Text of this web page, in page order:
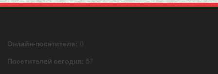
Онлайн-посетители: 0
Посетителей сегодня: 57